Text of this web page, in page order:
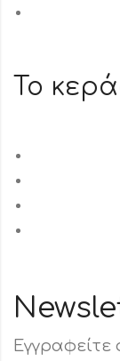
Το
Εγγραφείτε